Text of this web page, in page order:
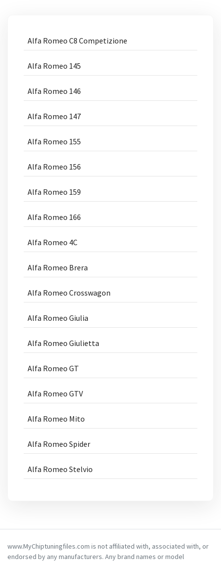
Alfa Romeo C8 Competizione
Alfa Romeo 145
Alfa Romeo 146
Alfa Romeo 147
Alfa Romeo 155
Alfa Romeo 156
Alfa Romeo 159
Alfa Romeo 166
Alfa Romeo 4C
Alfa Romeo Brera
Alfa Romeo Crosswagon
Alfa Romeo Giulia
Alfa Romeo Giulietta
Alfa Romeo GT
Alfa Romeo GTV
Alfa Romeo Mito
Alfa Romeo Spider
Alfa Romeo Stelvio
www.MyChiptuningfiles.com is not affiliated with, associated with, or
endorsed by any manufacturers. Any brand names or model